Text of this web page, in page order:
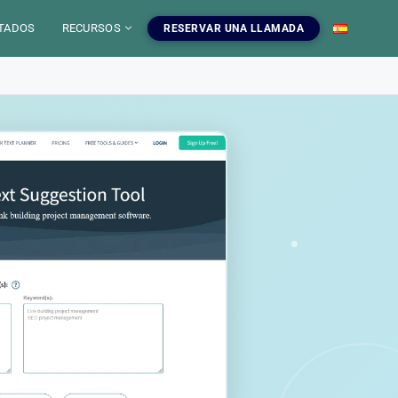
servicios SEO
Ver nuestros servicios
RECURSOS
SEO
las herramientas
RESERVAR UNA LLAMADA